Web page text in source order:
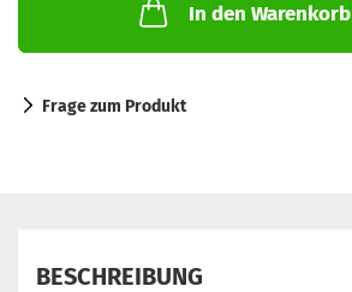
In den Warenkorb
Frage zum Produkt
BESCHREIBUNG